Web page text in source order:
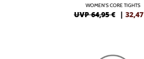
WOMEN'S CORE TIGHTS
UVP 64,95 € | 32,47